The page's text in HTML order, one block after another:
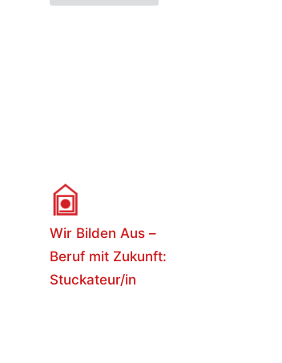
Wir Bilden Aus –
Beruf mit Zukunft:
Stuckateur/in